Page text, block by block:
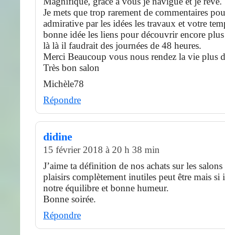
Je mets que trop rarement de commentaires
admirative par les idées les travaux et votre
bonne idée les liens pour découvrir encore
là là il faudrait des journées de 48 heures.
Merci Beaucoup vous nous rendez la vie plus
Très bon salon
Michèle78
Répondre
didine
15 février 2018 à 20 h 38 min
J’aime ta définition de nos achats sur les
plaisirs complètement inutiles peut être mais si
notre équilibre et bonne humeur.
Bonne soirée.
Répondre